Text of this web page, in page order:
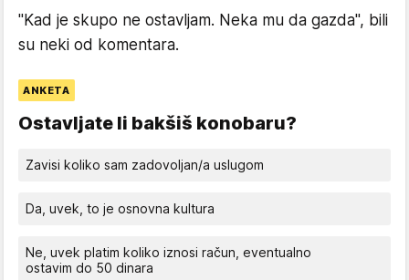
"Kad je skupo ne ostavljam. Neka mu da gazda", bili
su neki od komentara.
ANKETA
Ostavljate li bakšiš konobaru?
Zavisi koliko sam zadovoljan/a uslugom
Da, uvek, to je osnovna kultura
Ne, uvek platim koliko iznosi račun, eventualno
ostavim do 50 dinara